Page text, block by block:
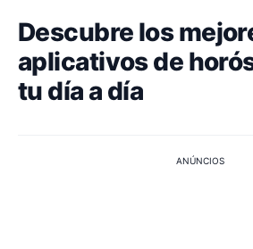
Descubre los
aplicativos de
tu día a día
ANÚNCIOS